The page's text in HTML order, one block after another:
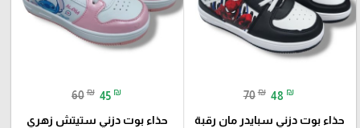
70 ₪ 48 ₪
حذاء بوت دزني سبايدر مان رقبة
60 ₪ 45 ₪
حذاء بوت دزني ستيتش زهري